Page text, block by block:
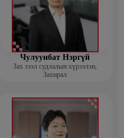
Чулуунбат Нэргүй
Зах зээл судлалын хүрээлэн,
Захирал